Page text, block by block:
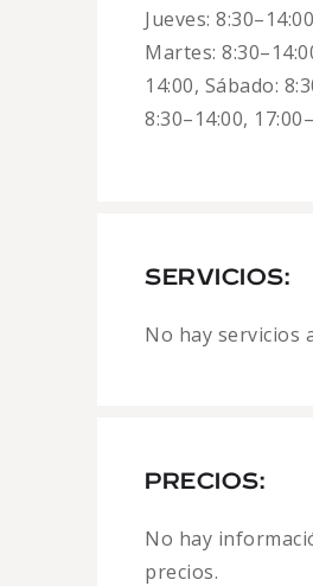
Jueves:
Martes:
14:00, Sábado:
8:30–14:00,
SERVICIOS:
No hay servicios
PRECIOS:
No hay
precios.